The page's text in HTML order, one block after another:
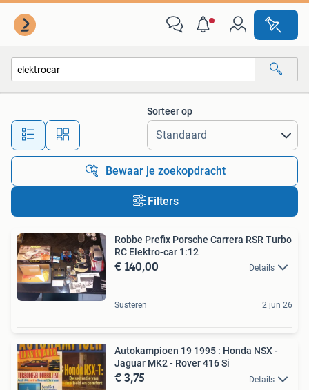
Alle afstanden…
Sorteer op
Bewaar je zoekopdracht
Filters
Robbe Prefix Porsche Carrera RSR Turbo
RC Elektro-car 1:12
€ 140,00 Details
Susteren 2 jun 26
Autokampioen 19 1995 : Honda NSX -
Jaguar MK2 - Rover 416 Si
€ 3,75 Details